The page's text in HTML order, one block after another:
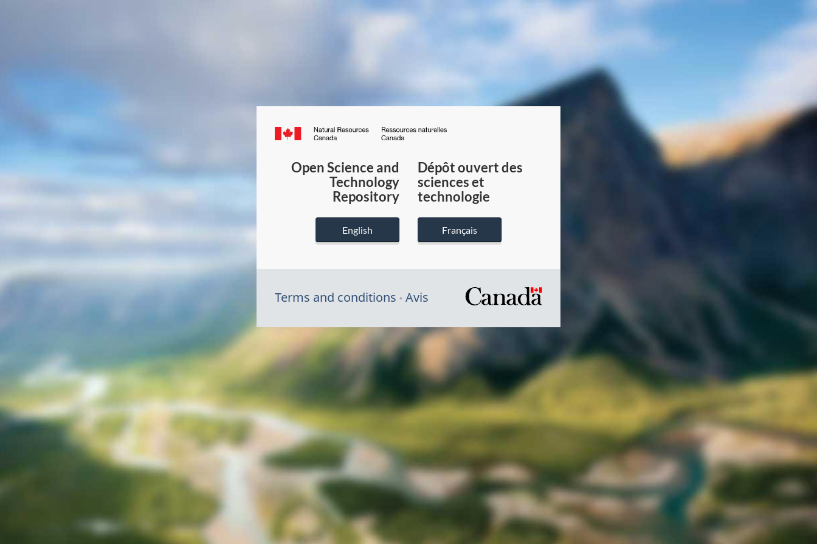
Canada.ca
du
Canada
Open Science and
Technology
Repository
English
Dépôt ouvert des
sciences et
technologie
Français
Terms and conditions Avis
/
gouvernement
du